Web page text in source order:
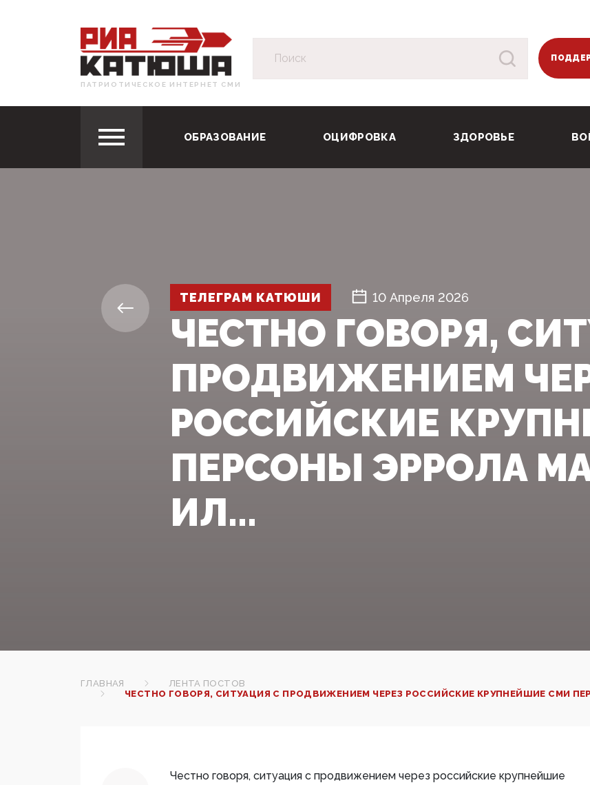
ПАТРИОТИЧЕСКОЕ ИНТЕРНЕТ СМИ
ОБРАЗОВАНИЕ ОЦИФРОВКА ЗДОРОВЬЕ
ТЕЛЕГРАМ КАТЮШИ 10 Апреля 2026
ЧЕСТНО ГОВОРЯ,
ПРОДВИЖЕНИЕМ
РОССИЙСКИЕ
ПЕРСОНЫ ЭРРОЛА
ИЛ...
ГЛАВНАЯ
ЛЕНТА ПОСТОВ
ЧЕСТНО ГОВОРЯ, СИТУАЦИЯ С ПРОДВИЖЕНИЕМ ЧЕРЕЗ РОССИЙСКИЕ КРУПНЕЙШИЕ СМИ
Честно говоря, ситуация с продвижением через российские крупнейшие